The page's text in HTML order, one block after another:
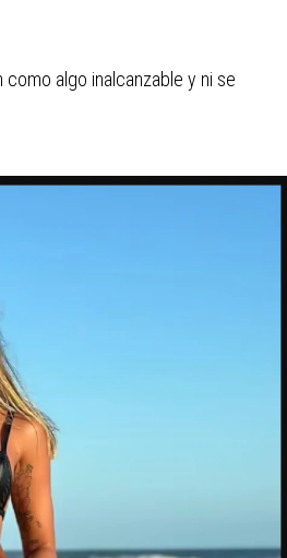
algo inalcanzable y ni se